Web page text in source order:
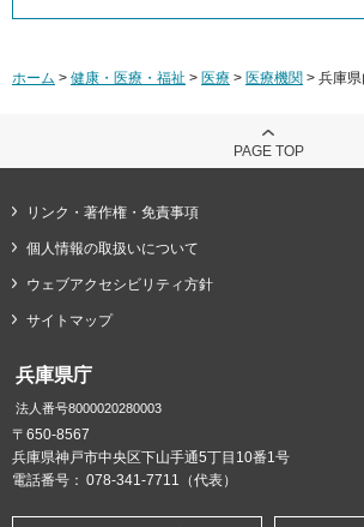
ホーム > 健康・医療・福祉 > 医療 > 医療機関 > 兵庫
PAGE TOP
リンク・著作権・免責事項
個人情報の取扱いについて
ウェブアクセシビリティ方針
サイトマップ
兵庫県庁
法人番号8000020280003
〒650-8567
兵庫県神戸市中央区下山手通5丁目10番1号
電話番号： 078-341-7711（代表）